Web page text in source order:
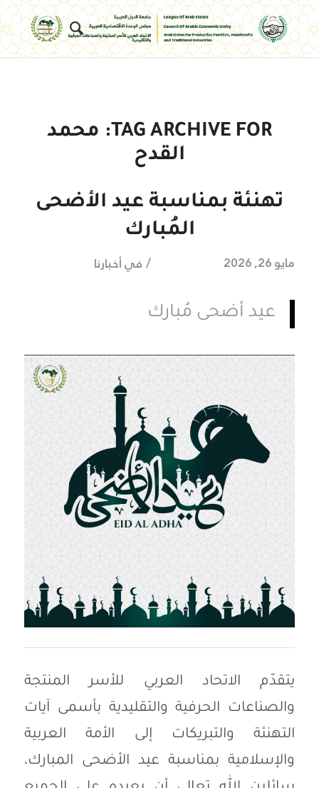
TAG ARCHIVE FOR:
محمد
القدح
تهنئة بمناسبة عيد الأضحى
المُبارك
مايو 26, 2026 / فيأخبارنا
عيد أضحى مُبارك
يتقدّم الاتحاد العربي للأسر المنتجة
والصناعات الحرفية والتقليدية بأسمى آيات
التهنئة والتبريكات إلى الأمة العربية
والإسلامية بمناسبة عيد الأضحى المبارك،